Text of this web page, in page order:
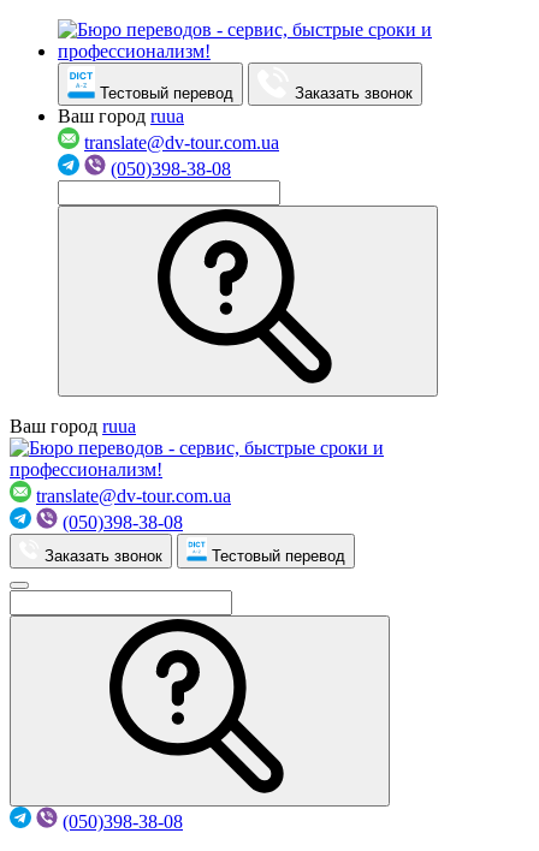
Тестовый перевод Заказать звонок
Ваш город ruua
translate@dv-tour.com.ua
(050)398-38-08
Ваш город ruua
translate@dv-tour.com.ua
(050)398-38-08
Заказать звонок Тестовый перевод
(050)398-38-08